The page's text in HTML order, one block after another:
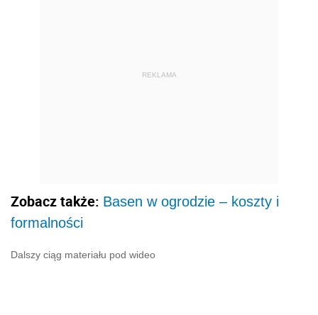
REKLAMA
Zobacz także: Basen w ogrodzie – koszty i
formalności
Dalszy ciąg materiału pod wideo